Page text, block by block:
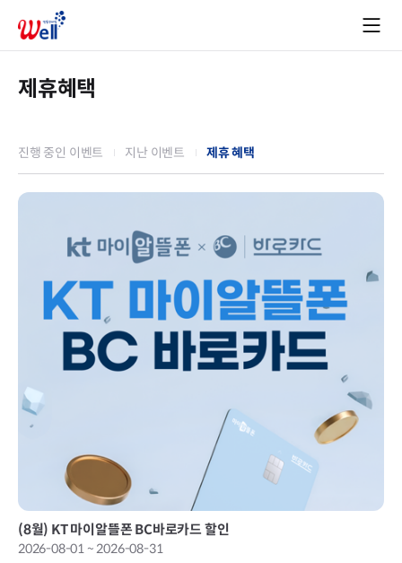
제휴혜택
진행 중인 이벤트 지난 이벤트 제휴 혜택
(8월) KT 마이알뜰폰 BC바로카드 할인
2026-08-01 ~ 2026-08-31